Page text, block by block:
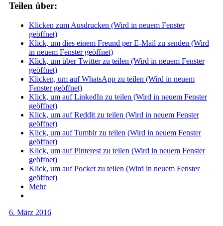
Teilen über:
Klicken zum Ausdrucken (Wird in neuem Fenster
geöffnet)
Klick, um dies einem Freund per E-Mail zu senden (Wird
in neuem Fenster geöffnet)
Klick, um über Twitter zu teilen (Wird in neuem Fenster
geöffnet)
Klicken, um auf WhatsApp zu teilen (Wird in neuem
Fenster geöffnet)
Klick, um auf LinkedIn zu teilen (Wird in neuem Fenster
geöffnet)
Klick, um auf Reddit zu teilen (Wird in neuem Fenster
geöffnet)
Klick, um auf Tumblr zu teilen (Wird in neuem Fenster
geöffnet)
Klick, um auf Pinterest zu teilen (Wird in neuem Fenster
geöffnet)
Klick, um auf Pocket zu teilen (Wird in neuem Fenster
geöffnet)
Mehr
6. März 2016